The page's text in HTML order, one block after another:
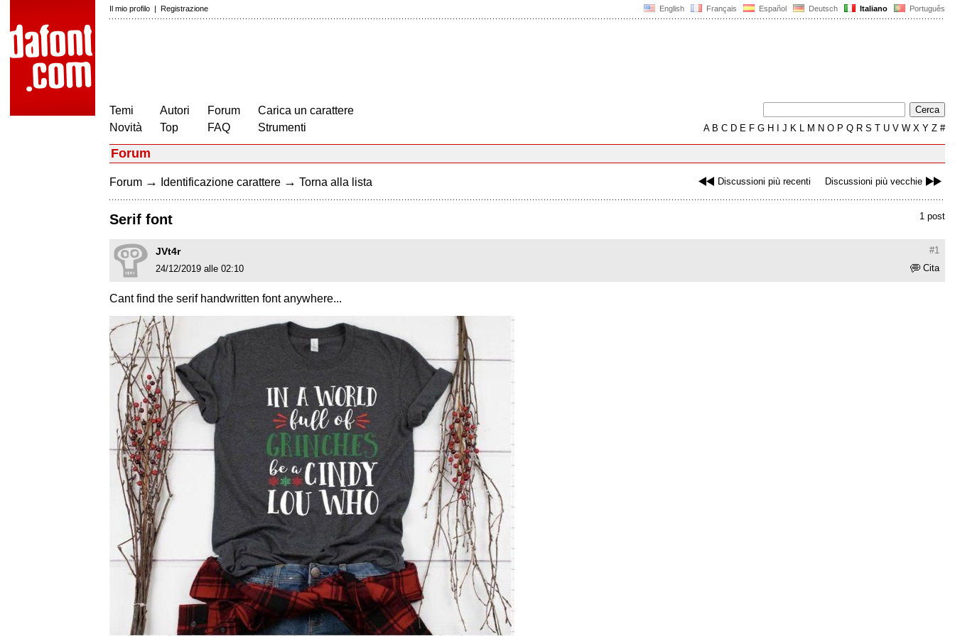
English Français Español Deutsch Italiano Português
Il mio profilo | Registrazione
Temi
Novità
Autori
Top
Forum
FAQ
Carica un carattere
Strumenti
AB C D E F G H J K L M N O P Q R S T U V W X Y Z #
Forum
Discussioni più recenti Discussioni più vecchie
Forum → Identificazione carattere → Torna alla lista
1 post
Serif font
#1
JVt4r
Cita
24/12/2019 alle 02:10
Cant find the serif handwritten font anywhere...